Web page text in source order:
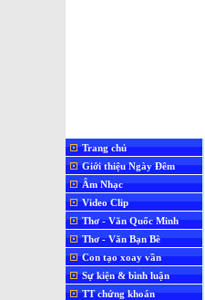
Trang chủ
Giới thiệu Ngày Đêm
Âm Nhạc
Video Clip
Thơ - Văn Quốc Minh
Thơ - Văn Bạn Bè
Con tạo xoay vần
Sự kiện & bình luận
TT chứng khoán